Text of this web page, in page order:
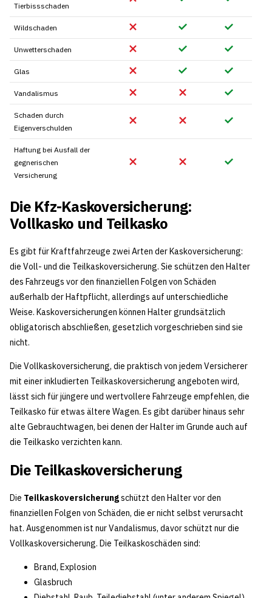
Tierbissschaden
Wildschaden
Unwetterschaden
Glas
Vandalismus
Schaden durch
Eigenverschulden
Haftung bei Ausfall der
gegnerischen
Versicherung
Die Kfz-Kaskoversicherung:
Vollkasko und Teilkasko
Es gibt für Kraftfahrzeuge zwei Arten der Kaskoversicherung:
die Voll- und die Teilkaskoversicherung. Sie schützen den Halter
des Fahrzeugs vor den finanziellen Folgen von Schäden
außerhalb der Haftpflicht, allerdings auf unterschiedliche
Weise. Kaskoversicherungen können Halter grundsätzlich
obligatorisch abschließen, gesetzlich vorgeschrieben sind sie
nicht.
Die Vollkaskoversicherung, die praktisch von jedem Versicherer
mit einer inkludierten Teilkaskoversicherung angeboten wird,
lässt sich für jüngere und wertvollere Fahrzeuge empfehlen, die
Teilkasko für etwas ältere Wagen. Es gibt darüber hinaus sehr
alte Gebrauchtwagen, bei denen der Halter im Grunde auch auf
die Teilkasko verzichten kann.
Die Teilkaskoversicherung
Die Teilkaskoversicherungschützt den Halter vor den
finanziellen Folgen von Schäden, die er nicht selbst verursacht
hat. Ausgenommen ist nur Vandalismus, davor schützt nur die
Vollkaskoversicherung. Die Teilkaskoschäden sind:
Brand, Explosion
Glasbruch